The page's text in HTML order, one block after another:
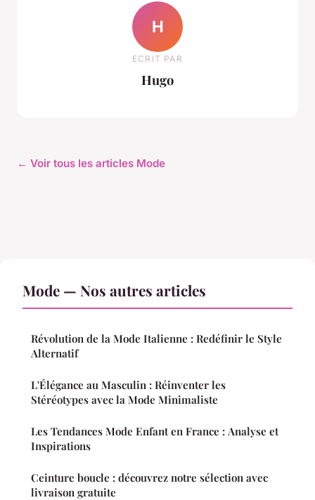
H
ECRIT PAR
Hugo
← Voir tous les articles Mode
Mode — Nos autres articles
Révolution de la Mode Italienne : Redéfinir le Style
Alternatif
L'Élégance au Masculin : Réinventer les
Stéréotypes avec la Mode Minimaliste
Les Tendances Mode Enfant en France : Analyse et
Inspirations
Ceinture boucle : découvrez notre sélection avec
livraison gratuite